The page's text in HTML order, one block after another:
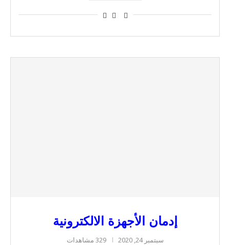
إدمان الأجهزة الالكترونية
سبتمبر 24, 2020 329 مشاهدات